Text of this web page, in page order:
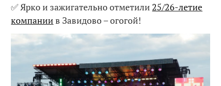
✅ Ярко и зажигательно отметили 25/26-летие
компаниив Завидово – огогой!